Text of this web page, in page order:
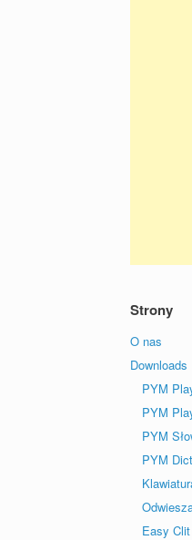
Strony
O nas
Downloads
PYM
PYM
PYM
PYM
Easy Clit